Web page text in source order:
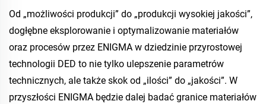
Od „możliwości produkcji” do „produkcji wysokiej jakości”,
dogłębne eksplorowanie i optymalizowanie materiałów
oraz procesów przez ENIGMA w dziedzinie przyrostowej
technologii DED to nie tylko ulepszenie parametrów
technicznych, ale także skok od „ilości” do „jakości”. W
przyszłości ENIGMA będzie dalej badać granice materiałów